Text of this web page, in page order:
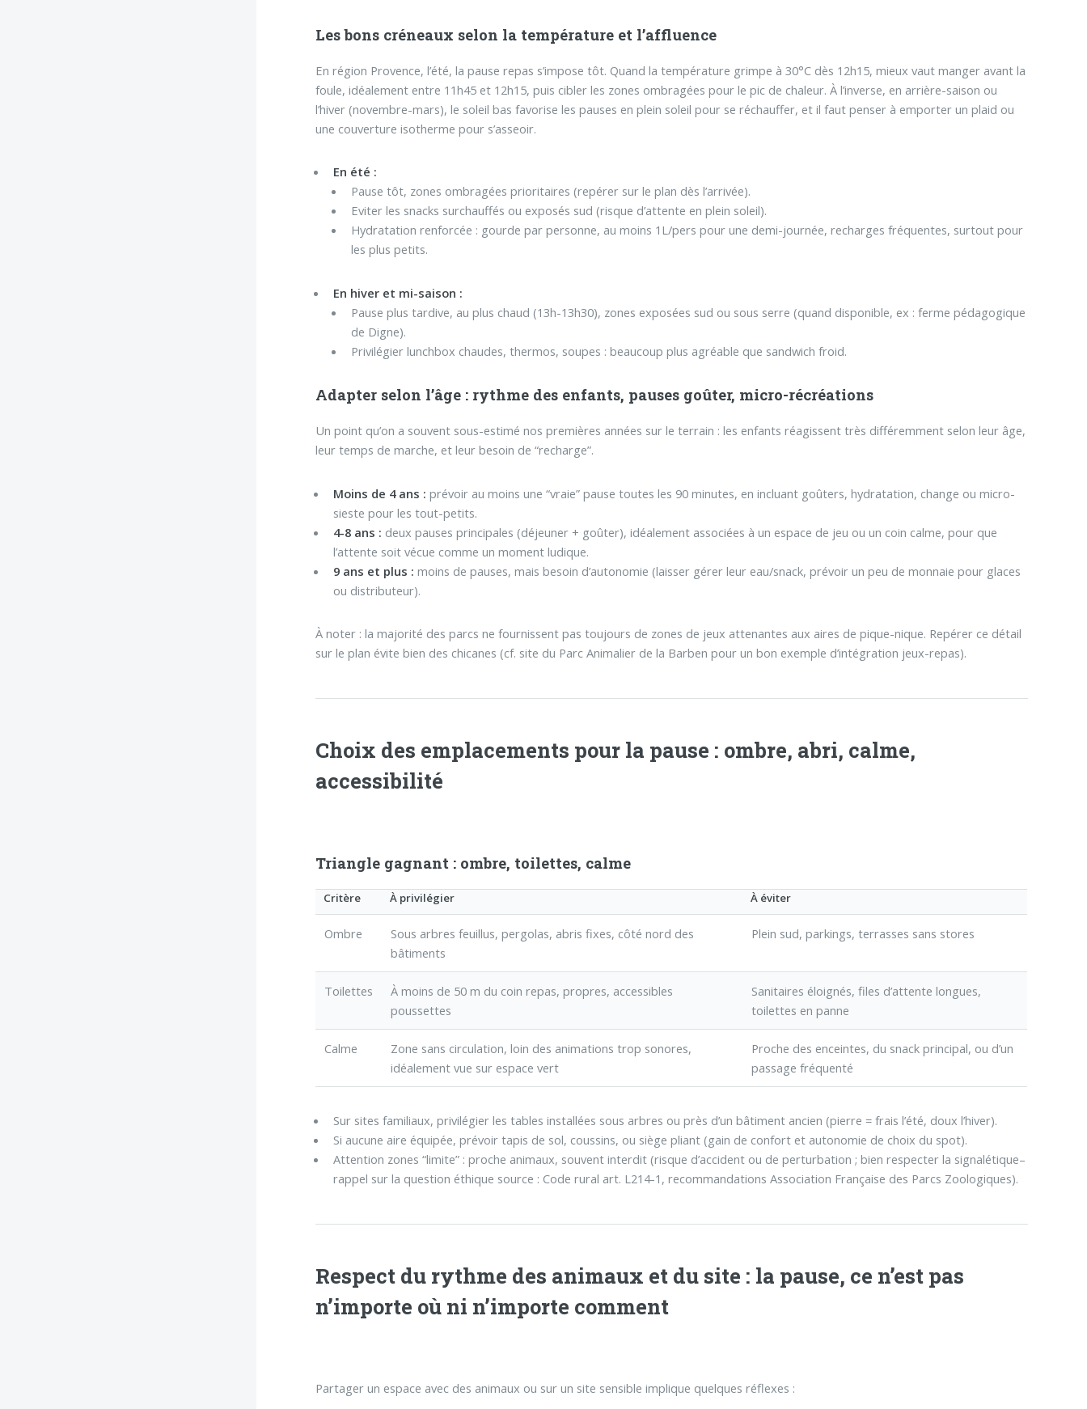
Les bons créneaux selon la température et l’affluence
En région Provence, l’été, la pause repas s’impose tôt. Quand la température grimpe à 30°C dès 12h15, mieux vaut manger avant la
foule, idéalement entre 11h45 et 12h15, puis cibler les zones ombragées pour le pic de chaleur. À l’inverse, en arrière-saison ou
l’hiver (novembre-mars), le soleil bas favorise les pauses en plein soleil pour se réchauffer, et il faut penser à emporter un plaid ou
une couverture isotherme pour s’asseoir.
En été :
Pause tôt, zones ombragées prioritaires (repérer sur le plan dès l’arrivée).
Eviter les snacks surchauffés ou exposés sud (risque d’attente en plein soleil).
Hydratation renforcée : gourde par personne, au moins 1L/pers pour une demi-journée, recharges fréquentes, surtout pour
les plus petits.
En hiver et mi-saison :
Pause plus tardive, au plus chaud (13h-13h30), zones exposées sud ou sous serre (quand disponible, ex : ferme pédagogique
de Digne).
Privilégier lunchbox chaudes, thermos, soupes : beaucoup plus agréable que sandwich froid.
Adapter selon l’âge : rythme des enfants, pauses goûter, micro-récréations
Un point qu’on a souvent sous-estimé nos premières années sur le terrain : les enfants réagissent très différemment selon leur âge,
leur temps de marche, et leur besoin de “recharge”.
Moins de 4 ans : prévoir au moins une “vraie” pause toutes les 90 minutes, en incluant goûters, hydratation, change ou micro-
sieste pour les tout-petits.
4-8 ans : deux pauses principales (déjeuner + goûter), idéalement associées à un espace de jeu ou un coin calme, pour que
l’attente soit vécue comme un moment ludique.
9 ans et plus : moins de pauses, mais besoin d’autonomie (laisser gérer leur eau/snack, prévoir un peu de monnaie pour glaces
ou distributeur).
À noter : la majorité des parcs ne fournissent pas toujours de zones de jeux attenantes aux aires de pique-nique. Repérer ce détail
sur le plan évite bien des chicanes (cf. site du Parc Animalier de la Barben pour un bon exemple d’intégration jeux-repas).
Choix des emplacements pour la pause : ombre, abri, calme,
accessibilité
Triangle gagnant : ombre, toilettes, calme
Critère À privilégier À éviter
Ombre
Sous arbres feuillus, pergolas, abris fixes, côté nord des
bâtiments
Plein sud, parkings, terrasses sans stores
Toilettes
À moins de 50 m du coin repas, propres, accessibles
poussettes
Sanitaires éloignés, files d’attente longues,
toilettes en panne
Calme
Zone sans circulation, loin des animations trop sonores,
idéalement vue sur espace vert
Proche des enceintes, du snack principal, ou d’un
passage fréquenté
Sur sites familiaux, privilégier les tables installées sous arbres ou près d’un bâtiment ancien (pierre = frais l’été, doux l’hiver).
Si aucune aire équipée, prévoir tapis de sol, coussins, ou siège pliant (gain de confort et autonomie de choix du spot).
Attention zones “limite” : proche animaux, souvent interdit (risque d’accident ou de perturbation ; bien respecter la signalétique–
rappel sur la question éthique source : Code rural art. L214-1, recommandations Association Française des Parcs Zoologiques).
Respect du rythme des animaux et du site : la pause, ce n’est pas
n’importe où ni n’importe comment
Partager un espace avec des animaux ou sur un site sensible implique quelques réflexes :